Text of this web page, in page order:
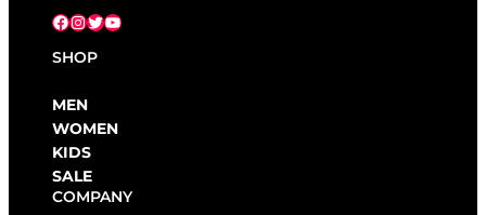
Facebook InstagramX YouTube
SHOP
MEN
WOMEN
KIDS
SALE
COMPANY